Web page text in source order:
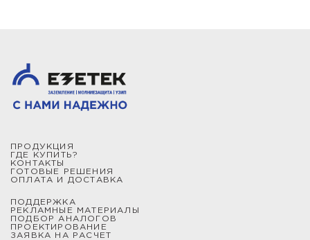
ПРОДУКЦИЯ
ГДЕ КУПИТЬ?
КОНТАКТЫ
ГОТОВЫЕ РЕШЕНИЯ
ОПЛАТА И ДОСТАВКА
ПОДДЕРЖКА
РЕКЛАМНЫЕ МАТЕРИАЛЫ
ПОДБОР АНАЛОГОВ
ПРОЕКТИРОВАНИЕ
ЗАЯВКА НА РАСЧЕТ